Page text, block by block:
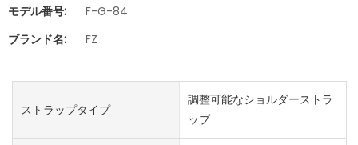
モデル番号:
F-G-84
ブランド名:
FZ
ストラップタイプ
調整可能なショルダーストラ
ップ